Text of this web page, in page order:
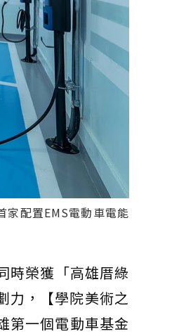
家配置EMS電動車電能
時榮獲「高雄厝綠
力，【學院美術之
第一個電動車基金